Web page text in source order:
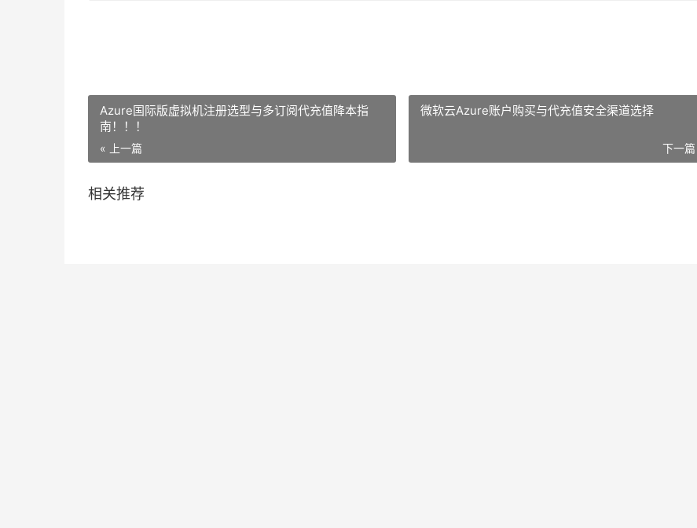
Azure国际版虚拟机注册选型与多订阅代充值降本指
南！！！
« 上一篇
微软云Azure账户购买与代充值安全渠道选择
下一
相关推荐